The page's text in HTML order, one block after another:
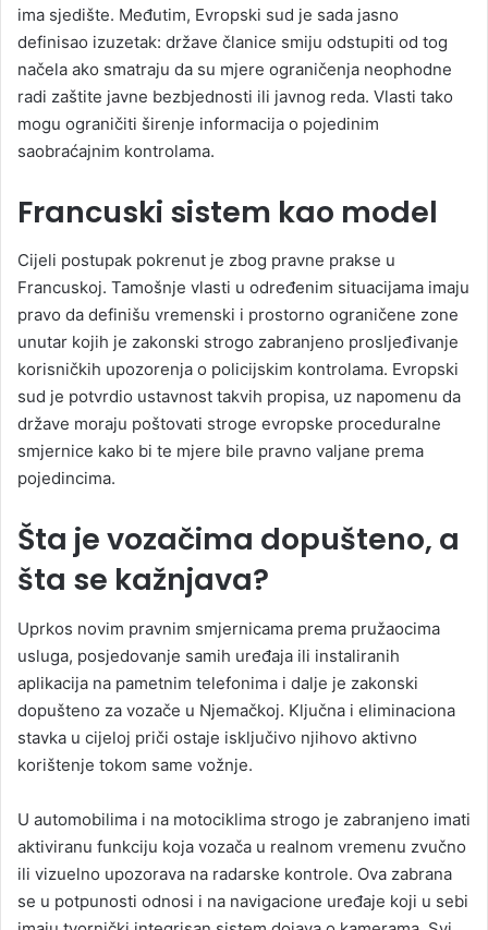
ima sjedište. Međutim, Evropski sud je sada jasno
definisao izuzetak: države članice smiju odstupiti od tog
načela ako smatraju da su mjere ograničenja neophodne
radi zaštite javne bezbjednosti ili javnog reda. Vlasti tako
mogu ograničiti širenje informacija o pojedinim
saobraćajnim kontrolama.
Francuski sistem kao model
Cijeli postupak pokrenut je zbog pravne prakse u
Francuskoj. Tamošnje vlasti u određenim situacijama imaju
pravo da definišu vremenski i prostorno ograničene zone
unutar kojih je zakonski strogo zabranjeno prosljeđivanje
korisničkih upozorenja o policijskim kontrolama. Evropski
sud je potvrdio ustavnost takvih propisa, uz napomenu da
države moraju poštovati stroge evropske proceduralne
smjernice kako bi te mjere bile pravno valjane prema
pojedincima.
Šta je vozačima dopušteno, a
šta se kažnjava?
Uprkos novim pravnim smjernicama prema pružaocima
usluga, posjedovanje samih uređaja ili instaliranih
aplikacija na pametnim telefonima i dalje je zakonski
dopušteno za vozače u Njemačkoj. Ključna i eliminaciona
stavka u cijeloj priči ostaje isključivo njihovo aktivno
korištenje tokom same vožnje.
U automobilima i na motociklima strogo je zabranjeno imati
aktiviranu funkciju koja vozača u realnom vremenu zvučno
ili vizuelno upozorava na radarske kontrole. Ova zabrana
se u potpunosti odnosi i na navigacione uređaje koji u sebi